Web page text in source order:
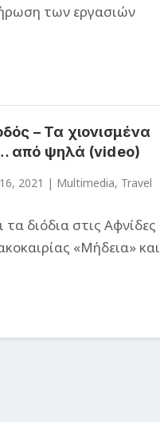
των εργασιών
– Τα χιονισμένα
από ψηλά (video)
2021 | Multimedia, Travel
διόδια στις Αφνίδες
«Μήδεια» και